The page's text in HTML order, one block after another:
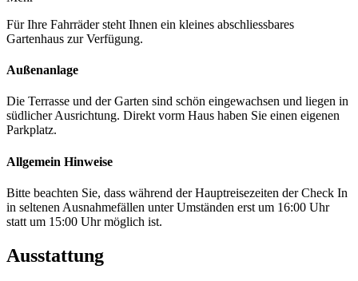
Für Ihre Fahrräder steht Ihnen ein kleines abschliessbares
Gartenhaus zur Verfügung.
Außenanlage
Die Terrasse und der Garten sind schön eingewachsen und liegen in
südlicher Ausrichtung. Direkt vorm Haus haben Sie einen eigenen
Parkplatz.
Allgemein Hinweise
Bitte beachten Sie, dass während der Hauptreisezeiten der Check In
in seltenen Ausnahmefällen unter Umständen erst um 16:00 Uhr
statt um 15:00 Uhr möglich ist.
Ausstattung